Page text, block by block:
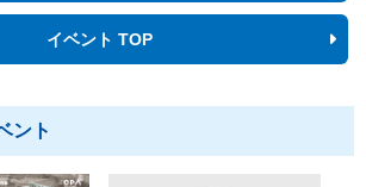
イベント TOP
ント